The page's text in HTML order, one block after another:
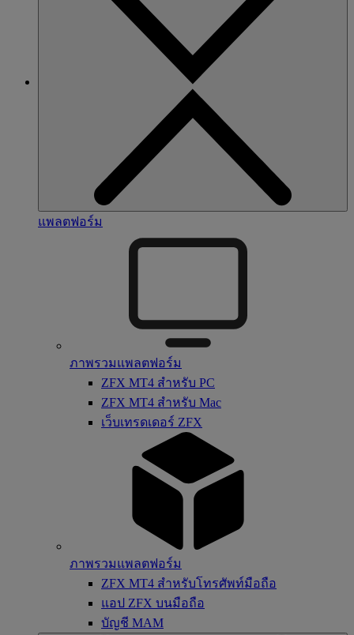
แพลตฟอร์ม
ภาพรวมแพลตฟอร์ม
ZFX MT4 สำหรับ PC
ZFX MT4 สำหรับ Mac
เว็บเทรดเดอร์ ZFX
ภาพรวมแพลตฟอร์ม
ZFX MT4 สำหรับโทรศัพท์มือถือ
แอป ZFX บนมือถือ
บัญชี MAM